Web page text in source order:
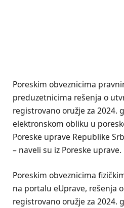
Poreskim obveznicima
preduzetnicima rešenja o
registrovano oružje za 2024.
elektronskom obliku u
Poreske uprave Republike
– naveli su iz Poreske uprave.
Poreskim obveznicima
na portalu eUprave, rešenja
registrovano oružje za 2024.